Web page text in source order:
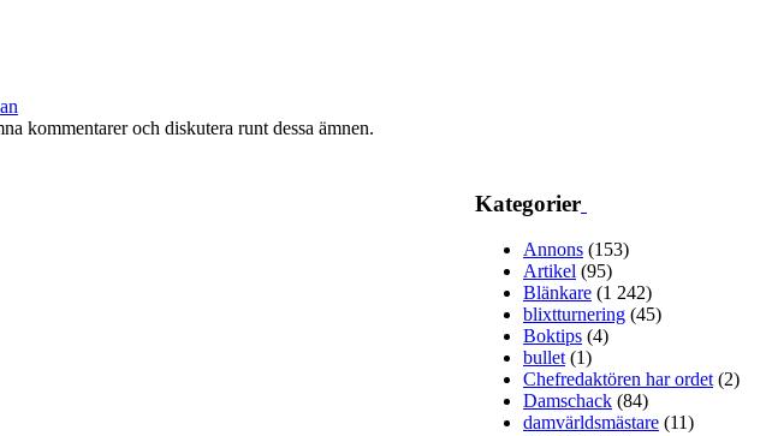
kommentarer och diskutera runt dessa ämnen.
Kategorier
Annons (153)
Artikel (95)
Blänkare (1 242)
blixtturnering (45)
Boktips (4)
bullet (1)
Chefredaktören har ordet (2)
Damschack (84)
damvärldsmästare (11)